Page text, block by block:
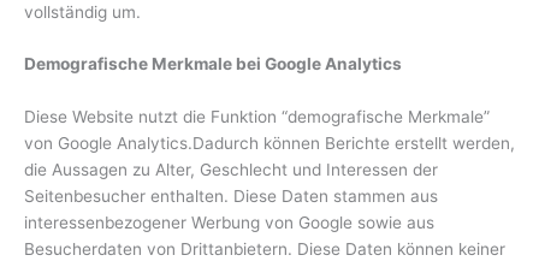
vollständig um.
Demografische Merkmale bei Google Analytics
Diese Website nutzt die Funktion “demografische Merkmale”
von Google Analytics.Dadurch können Berichte erstellt werden,
die Aussagen zu Alter, Geschlecht und Interessen der
Seitenbesucher enthalten. Diese Daten stammen aus
interessenbezogener Werbung von Google sowie aus
Besucherdaten von Drittanbietern. Diese Daten können keiner